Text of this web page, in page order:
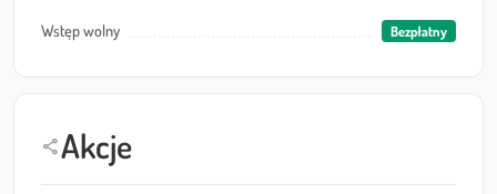
Wstęp wolny Bezpłatny
shareAkcje